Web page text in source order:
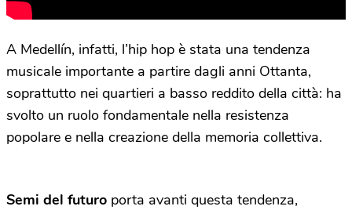
A Medellín, infatti, l’hip hop è stata una tendenza
musicale importante a partire dagli anni Ottanta,
soprattutto nei quartieri a basso reddito della città: ha
svolto un ruolo fondamentale nella resistenza
popolare e nella creazione della memoria collettiva.
Semi del futuro porta avanti questa tendenza,